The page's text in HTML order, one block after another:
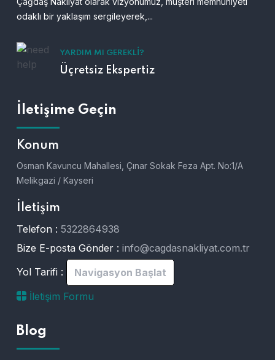
odaklı bir yaklaşım sergileyerek,...
YARDIM MI GEREKLI?
Üçretsiz Ekspertiz
İletişime Geçin
Konum
Osman Kavuncu Mahallesi, Çınar Sokak Feza Apt. No:1/A
Melikgazi / Kayseri
İletişim
Telefon : 5322864938
Bize E-posta Gönder : info@cagdasnakliyat.com.tr
Yol Tarifi :
Navigasyon Başlat
İletişim Formu
Blog